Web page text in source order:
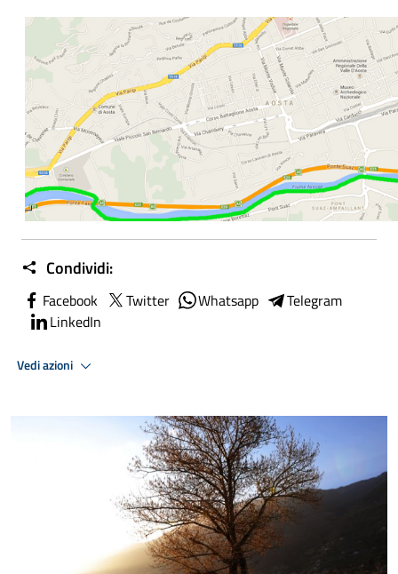
Condividi:
Facebook Twitter Whatsapp
Telegram
LinkedIn
Vedi azioni